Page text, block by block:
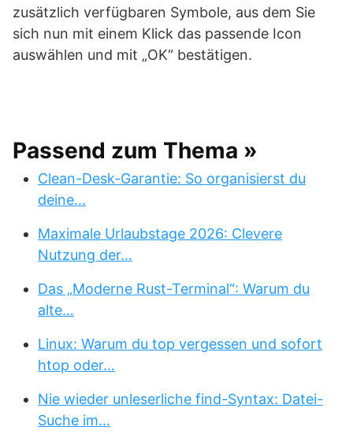
zusätzlich verfügbaren Symbole, aus dem Sie
sich nun mit einem Klick das passende Icon
auswählen und mit „OK“ bestätigen.
Passend zum Thema »
Clean-Desk-Garantie: So organisierst du
deine…
Maximale Urlaubstage 2026: Clevere
Nutzung der…
Das „Moderne Rust-Terminal“: Warum du
alte…
Linux: Warum du top vergessen und sofort
htop oder…
Nie wieder unleserliche find-Syntax: Datei-
Suche im…